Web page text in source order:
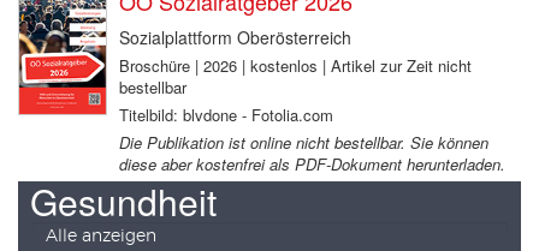
Sozialplattform Oberösterreich
Broschüre | 2026 | kostenlos | Artikel zur Zeit nicht
bestellbar
Titelbild: blvdone - Fotolia.com
Die Publikation ist online nicht bestellbar. Sie können
diese aber kostenfrei als PDF-Dokument herunterladen.
Gesundheit
Alle anzeigen